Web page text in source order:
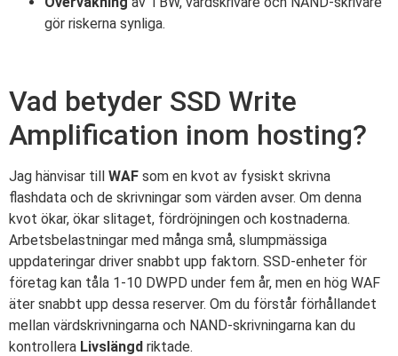
gör riskerna synliga.
Vad betyder SSD Write
Amplification inom hosting?
Jag hänvisar till WAF som en kvot av fysiskt skrivna
flashdata och de skrivningar som värden avser. Om denna
kvot ökar, ökar slitaget, fördröjningen och kostnaderna.
Arbetsbelastningar med många små, slumpmässiga
uppdateringar driver snabbt upp faktorn. SSD-enheter för
företag kan tåla 1-10 DWPD under fem år, men en hög WAF
äter snabbt upp dessa reserver. Om du förstår förhållandet
mellan värdskrivningarna och NAND-skrivningarna kan du
kontrollera Livslängd riktade.